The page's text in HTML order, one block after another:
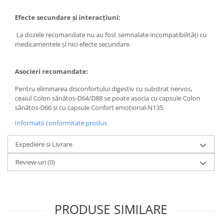
Sistemul respirator
Spasme digestive
Splina si pancreas
Stabilizare psiho-emoțională
Stres oxidativ
Surmenaj școlar
Tensiunea arteriala
Efecte secundare şi interacţiuni:
La dozele recomandate nu au fost semnalate incompatibilităţi cu
medicamentele şi nici efecte secundare.
Asocieri recomandate:
Pentru eliminarea disconfortului digestiv cu substrat nervos,
ceaiul Colon sănătos-D64/D88 se poate asocia cu capsule Colon
sănătos-D66 şi cu capsule Confort emoţional-N135.
Informatii conformitate produs
Expediere si Livrare
Review-uri(0)
PRODUSE SIMILARE